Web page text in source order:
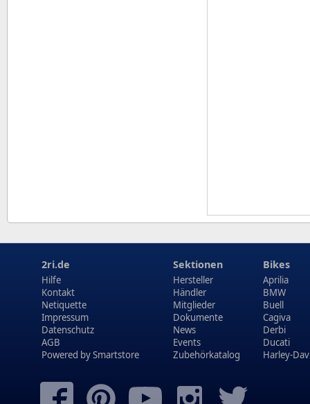
2ri.de
Hilfe
Kontakt
Netiquette
Impressum
Datenschutz
AGB
Powered bySmartstore
Sektionen
Hersteller
Händler
Mitglieder
Dokumente
News
Events
Zubehörkatalog
Bikes
Aprilia
BMW
Buell
Cagiva
Derbi
Ducati
Harley-